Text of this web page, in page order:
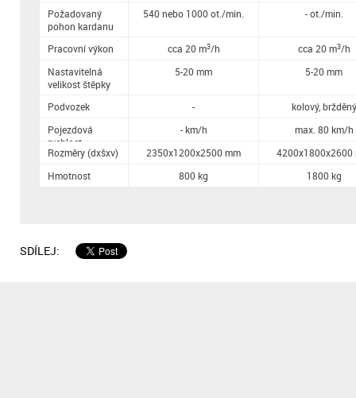
Požadovaný
pohon kardanu
Pracovní výkon
Nastavitelná
velikost štěpky
Podvozek
Pojezdová
rychlost
Rozměry (dxšxv)
Hmotnost
540 nebo 1000 ot./min.
- ot./min.
cca 20 m3/h cca 20 m3/h
5-20 mm
5-20 mm
-
kolový, bržděný
- km/h
max. 80 km/h
2350x1200x2500 mm
4200x1800x2600
800 kg
1800 kg
SDÍLEJ: